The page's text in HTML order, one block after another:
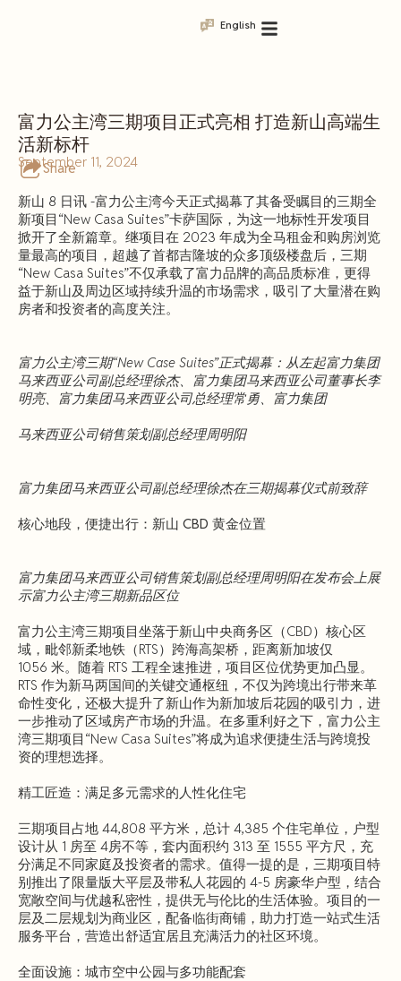
English
富力公主湾三期项目正式亮相 打造新山高端生
活新标杆
Share
September 11, 2024
新山 8 日讯 -富力公主湾今天正式揭幕了其备受瞩目的三期全
新项目“New Casa Suites”卡萨国际，为这一地标性开发项目
掀开了全新篇章。继项目在 2023 年成为全马租金和购房浏览
量最高的项目，超越了首都吉隆坡的众多顶级楼盘后，三期
“New Casa Suites”不仅承载了富力品牌的高品质标准，更得
益于新山及周边区域持续升温的市场需求，吸引了大量潜在购
房者和投资者的高度关注。
富力公主湾三期“New Case Suites”正式揭幕：从左起富力集团
马来西亚公司副总经理徐杰、富力集团马来西亚公司董事长李
明亮、富力集团马来西亚公司总经理常勇、富力集团
马来西亚公司销售策划副总经理周明阳
富力集团马来西亚公司副总经理徐杰在三期揭幕仪式前致辞
核心地段，便捷出行：新山 CBD 黄金位置
富力集团马来西亚公司销售策划副总经理周明阳在发布会上展
示富力公主湾三期新品区位
富力公主湾三期项目坐落于新山中央商务区（CBD）核心区
域，毗邻新柔地铁（RTS）跨海高架桥，距离新加坡仅
1056 米。随着 RTS 工程全速推进，项目区位优势更加凸显。
RTS 作为新马两国间的关键交通枢纽，不仅为跨境出行带来革
命性变化，还极大提升了新山作为新加坡后花园的吸引力，进
一步推动了区域房产市场的升温。在多重利好之下，富力公主
湾三期项目“New Casa Suites”将成为追求便捷生活与跨境投
资的理想选择。
精工匠造：满足多元需求的人性化住宅
三期项目占地 44,808 平方米，总计 4,385 个住宅单位，户型
设计从 1 房至 4房不等，套内面积约 313 至 1555 平方尺，充
分满足不同家庭及投资者的需求。值得一提的是，三期项目特
别推出了限量版大平层及带私人花园的 4-5 房豪华户型，结合
宽敞空间与优越私密性，提供无与伦比的生活体验。项目的一
层及二层规划为商业区，配备临街商铺，助力打造一站式生活
服务平台，营造出舒适宜居且充满活力的社区环境。
全面设施：城市空中公园与多功能配套